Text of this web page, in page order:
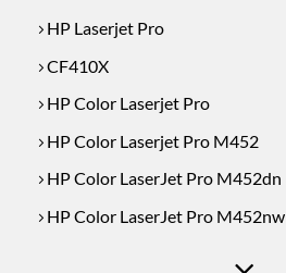
HP Laserjet Pro
CF410X
HP Color Laserjet Pro
HP Color Laserjet Pro M452
HP Color LaserJet Pro M452dn
HP Color LaserJet Pro M452nw